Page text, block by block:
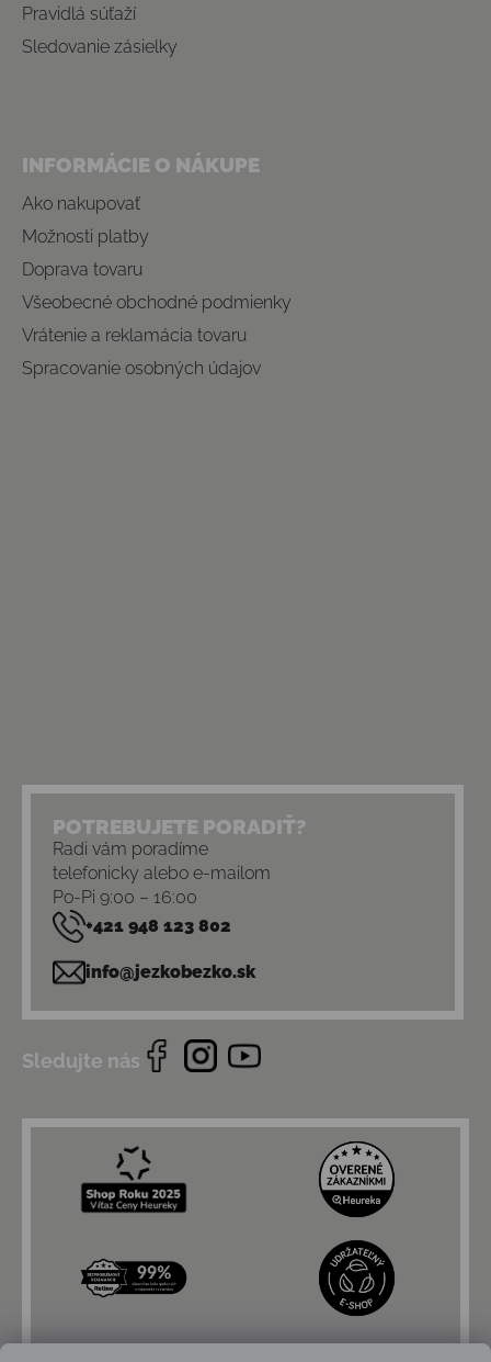
Pravidlá súťaží
Sledovanie zásielky
INFORMÁCIE O NÁKUPE
Ako nakupovať
Možnosti platby
Doprava tovaru
Všeobecné obchodné podmienky
Vrátenie a reklamácia tovaru
Spracovanie osobných údajov
POTREBUJETE PORADIŤ?
Radi vám poradíme
telefonicky alebo e-mailom
Po-Pi 9:00 – 16:00
+421 948 123 802
info@jezkobezko.sk
Sledujte nás